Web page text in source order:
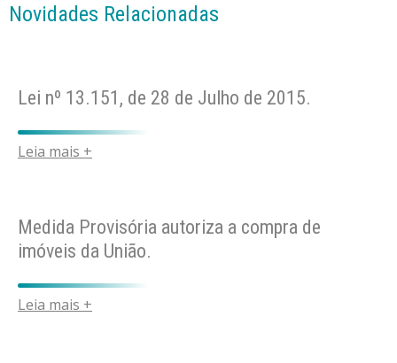
Novidades Relacionadas
Lei nº 13.151, de 28 de Julho de 2015.
Leia mais +
Medida Provisória autoriza a compra de
imóveis da União.
Leia mais +